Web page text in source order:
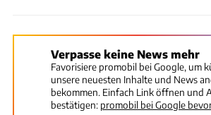
Verpasse keine News mehr
Favorisiere promobil bei Google, um
unsere neuesten Inhalte und News
bekommen. Einfach Link öffnen und
bestätigen: promobil bei Google